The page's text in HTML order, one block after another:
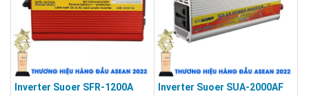
Inverter Suoer SFR-1200A
Inverter Suoer SUA-2000AF